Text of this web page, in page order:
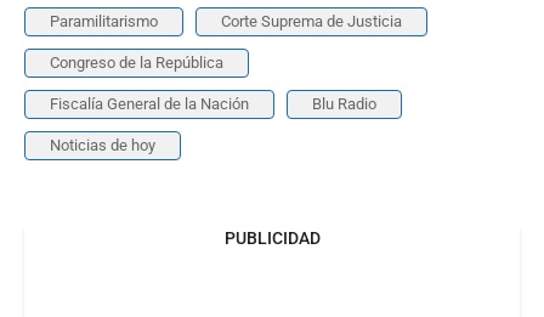
Paramilitarismo Corte Suprema de Justicia
Congreso de la República
Fiscalía General de la Nación Blu Radio
Noticias de hoy
PUBLICIDAD